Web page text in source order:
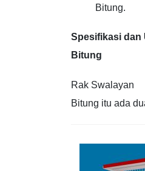
Bitung.
Spesifikasi dan
Bitung
Rak Swalayan
Bitung itu ada